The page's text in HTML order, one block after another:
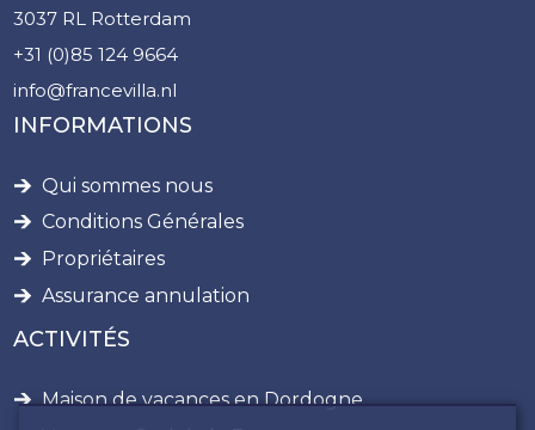
3037 RL Rotterdam
+31 (0)85 124 9664
info@francevilla.nl
INFORMATIONS
Qui sommes nous
Conditions Générales
Propriétaires
Assurance annulation
ACTIVITÉS
Maison de vacances en Dordogne